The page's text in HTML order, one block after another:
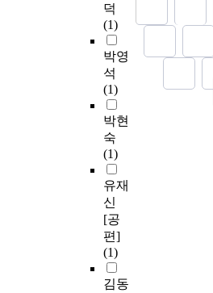
덕
(1)
박영
석
(1)
박현
숙
(1)
유재
신
[공
편]
(1)
김동